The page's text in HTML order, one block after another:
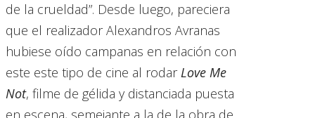
de la crueldad”. Desde luego, pareciera
que el realizador Alexandros Avranas
hubiese oído campanas en relación con
este este tipo de cine al rodarLove Me
Not, filme de gélida y distanciada puesta
en escena, semejante a la de la obra de